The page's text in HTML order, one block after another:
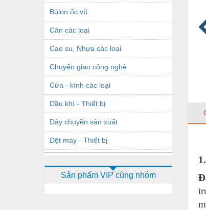
Bùlon ốc vít
Cân các loại
Cao su, Nhựa các loại
Chuyển giao công nghệ
Cửa - kính các loại
Dầu khí - Thiết bị
Dây chuyền sản xuất
Dệt may - Thiết bị
Dịch vụ - Thi công
Sản phẩm VIP cùng nhóm